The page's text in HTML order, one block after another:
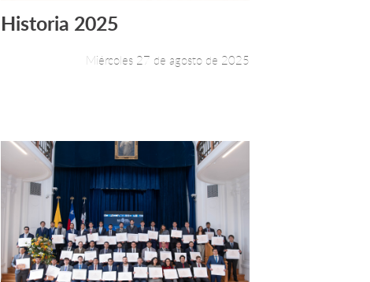
Historia 2025
Miércoles 27 de agosto de 2025